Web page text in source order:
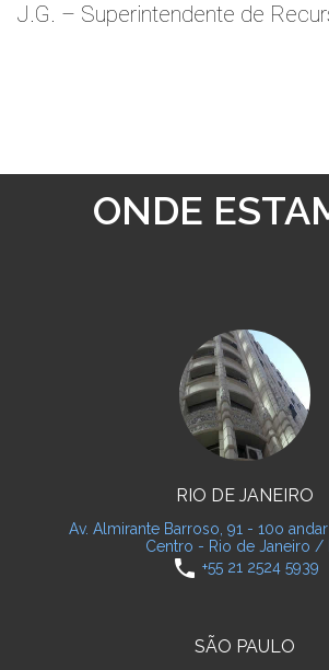
J.G. – Superintendente de
ONDE
RIO DE JANEIRO
Av. Almirante Barroso, 91 - 10o
Centro - Rio de Janeiro /
phone +55 21 2524 5939
SÃO PAULO